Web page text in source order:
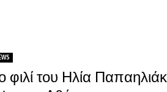
φιλί του Ηλία